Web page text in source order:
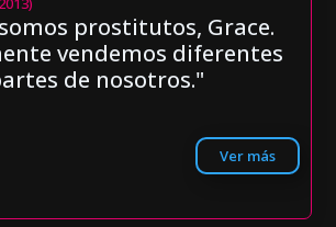
prostitutos, Grace.
vendemos diferentes
de nosotros."
Ver más